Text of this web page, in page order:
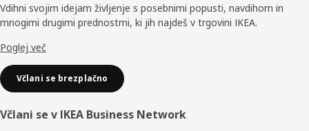
Vdihni svojim idejam življenje s posebnimi popusti, navdihom in
mnogimi drugimi prednostmi, ki jih najdeš v trgovini IKEA.
Poglej več
Včlani se brezplačno
Včlani se v IKEA Business Network